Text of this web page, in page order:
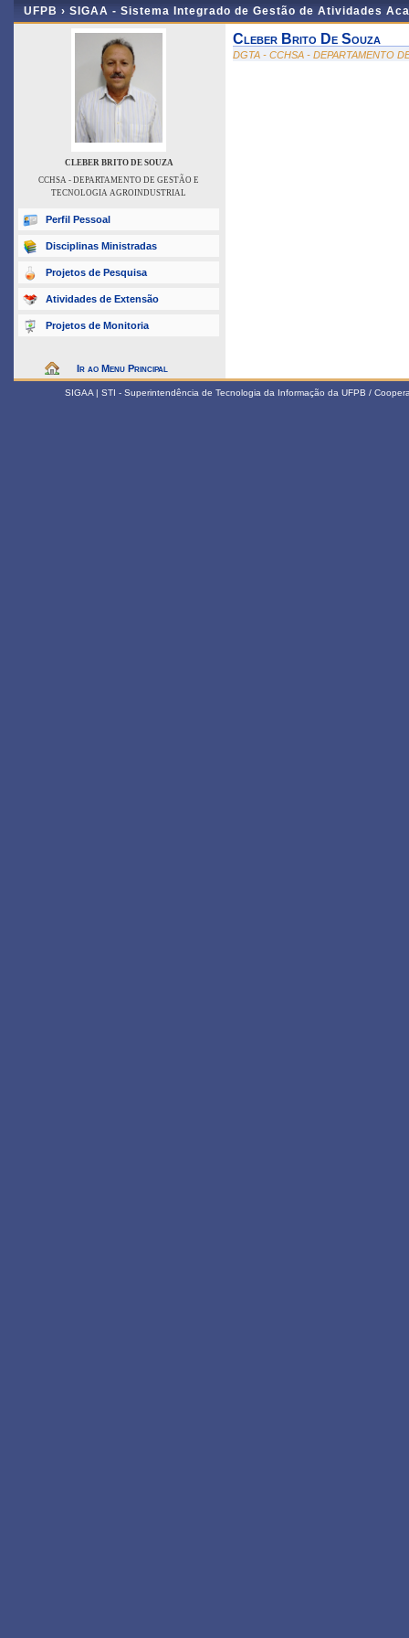
UFPB › SIGAA - Sistema Integrado de Gestão de Atividades
CLEBER BRITO DE SOUZA
CCHSA - DEPARTAMENTO DE GESTÃO E
TECNOLOGIA AGROINDUSTRIAL
Perfil Pessoal
Disciplinas Ministradas
Projetos de Pesquisa
Atividades de Extensão
Projetos de Monitoria
Ir ao Menu Principal
Cleber Brito De Souza
DGTA - CCHSA - DEPARTAMENTO
SIGAA | STI - Superintendência de Tecnologia da Informação da UFPB /